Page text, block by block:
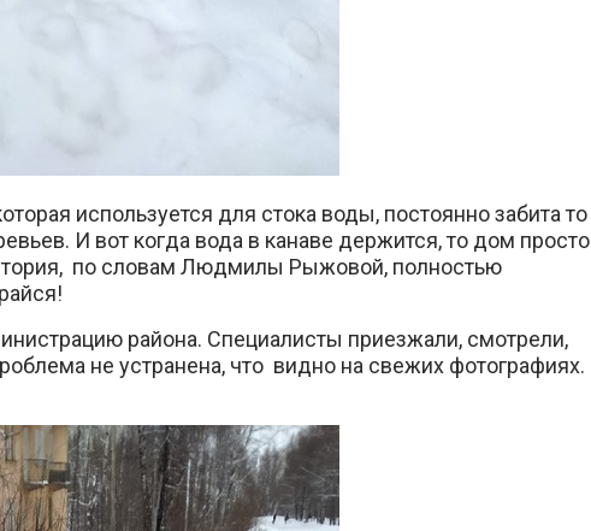
используется для стока воды, постоянно забита то
И вот когда вода в канаве держится, то дом просто
по словам Людмилы Рыжовой, полностью
района. Специалисты приезжали, смотрели,
не устранена, что видно на свежих фотографиях.